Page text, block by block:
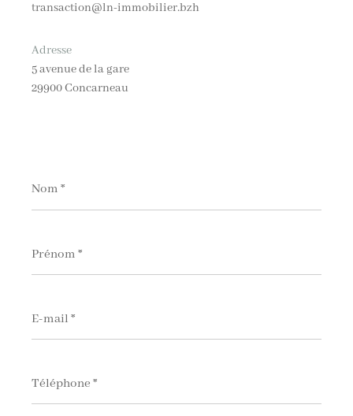
transaction@ln-immobilier.bzh
Adresse
5 avenue de la gare
29900 Concarneau
*
*
mail
*
*